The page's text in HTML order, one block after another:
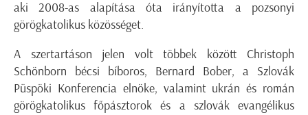
aki 2008-as alapítása óta irányította a pozsonyi
görögkatolikus közösséget.
A szertartáson jelen volt többek között Christoph
Schönborn bécsi bíboros, Bernard Bober, a Szlovák
Püspöki Konferencia elnöke, valamint ukrán és román
görögkatolikus főpásztorok és a szlovák evangélikus